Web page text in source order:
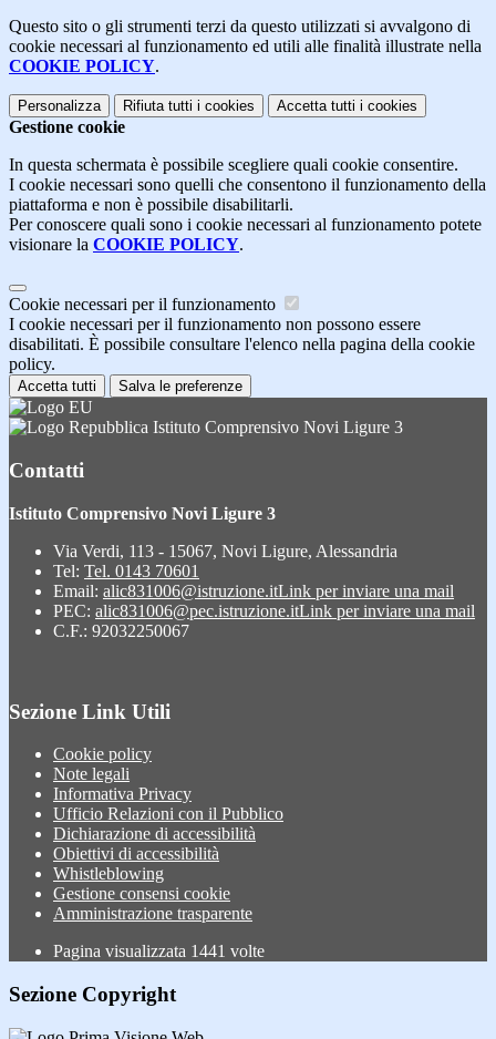
Questo sito o gli strumenti terzi da questo utilizzati si avvalgono di
cookie necessari al funzionamento ed utili alle finalità illustrate nella
COOKIE POLICY.
Personalizza Rifiuta tutti i cookies Accetta tutti i cookies
Gestione cookie
In questa schermata è possibile scegliere quali cookie consentire.
I cookie necessari sono quelli che consentono il funzionamento della
piattaforma e non è possibile disabilitarli.
Per conoscere quali sono i cookie necessari al funzionamento potete
visionare la COOKIE POLICY.
Cookie necessari per il funzionamento
I cookie necessari per il funzionamento non possono essere
disabilitati. È possibile consultare l'elenco nella pagina della cookie
policy.
Accetta tutti Salva le preferenze
Istituto Comprensivo Novi Ligure 3
Contatti
Istituto Comprensivo Novi Ligure 3
Via Verdi, 113 - 15067, Novi Ligure, Alessandria
Tel: Tel. 0143 70601
Email: alic831006@istruzione.itLink per inviare una mail
PEC: alic831006@pec.istruzione.itLink per inviare una mail
C.F.: 92032250067
Sezione Link Utili
Cookie policy
Note legali
Informativa Privacy
Ufficio Relazioni con il Pubblico
Dichiarazione di accessibilità
Obiettivi di accessibilità
Whistleblowing
Gestione consensi cookie
Amministrazione trasparente
Pagina visualizzata 1441 volte
Sezione Copyright